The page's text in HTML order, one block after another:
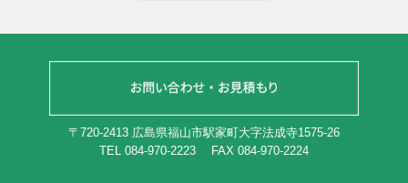
〒720-2413 広島県福山市駅家町大字法成寺1575-26
TEL 084-970-2223
FAX 084-970-2224